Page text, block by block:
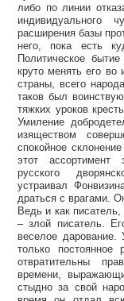
либо по линии
индивидуального
расширения базы
него, пока есть
Политическое
круто менять его во
страны, всего
таков был
тяжких уроков
Умиление
изяществом
спокойное
этот ассортимент
русского
устраивал
драться с врагами.
Ведь и как
– злой писатель.
веселое
только
отвратительны
времени,
стыдно за свой